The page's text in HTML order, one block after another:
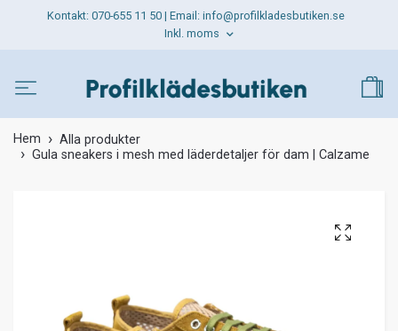
Kontakt: 070-655 11 50 | Email: info@profilkladesbutiken.se
Inkl. moms
Hem
Alla produkter
Gula sneakers i mesh med läderdetaljer för dam | Calzame